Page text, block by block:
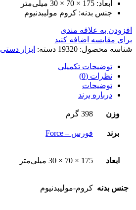
ابعاد: 175 × 70 × 30 میلی‌متر
جنس بدنه: کروم مولیبدنیوم
افزودن به علاقه مندی
برای مقایسه اضافه کنید
شناسه محصول: 19320 دسته: ابزار دستی
توضیحات تکمیلی
نظرات (0)
توضیحات
درباره برند
وزن 398 گرم
برند فورس – Force
ابعاد 175 × 70 × 30 میلی‌متر
جنس بدنه کروم-مولیبدنیوم